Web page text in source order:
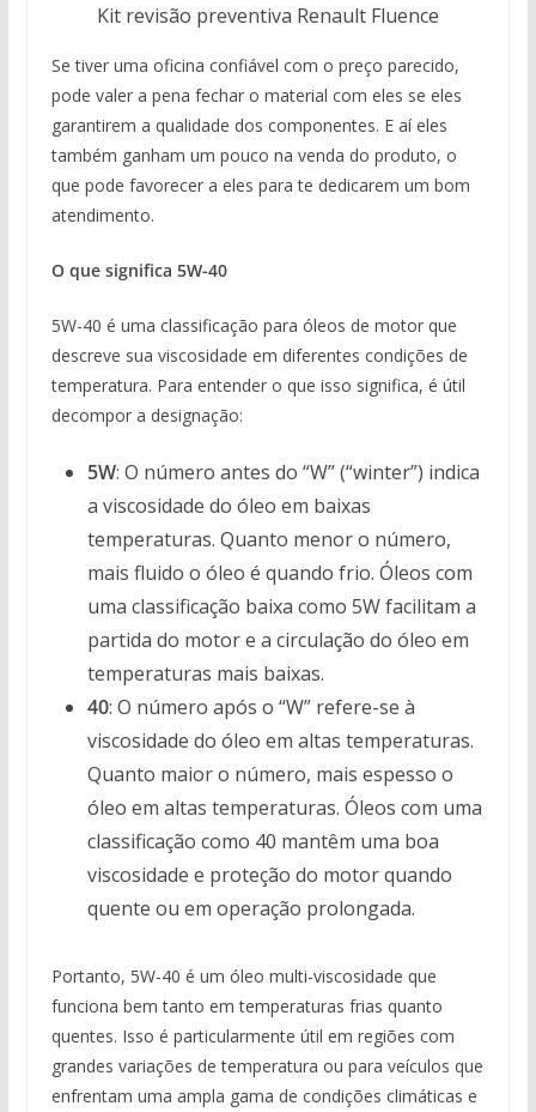
Kit revisão preventiva Renault Fluence
Se tiver uma oficina confiável com o preço parecido,
pode valer a pena fechar o material com eles se eles
garantirem a qualidade dos componentes. E aí eles
também ganham um pouco na venda do produto, o
que pode favorecer a eles para te dedicarem um bom
atendimento.
O que significa 5W-40
5W-40 é uma classificação para óleos de motor que
descreve sua viscosidade em diferentes condições de
temperatura. Para entender o que isso significa, é útil
decompor a designação:
5W: O número antes do “W” (“winter”) indica
a viscosidade do óleo em baixas
temperaturas. Quanto menor o número,
mais fluido o óleo é quando frio. Óleos com
uma classificação baixa como 5W facilitam a
partida do motor e a circulação do óleo em
temperaturas mais baixas.
40: O número após o “W” refere-se à
viscosidade do óleo em altas temperaturas.
Quanto maior o número, mais espesso o
óleo em altas temperaturas. Óleos com uma
classificação como 40 mantêm uma boa
viscosidade e proteção do motor quando
quente ou em operação prolongada.
Portanto, 5W-40 é um óleo multi-viscosidade que
funciona bem tanto em temperaturas frias quanto
quentes. Isso é particularmente útil em regiões com
grandes variações de temperatura ou para veículos que
enfrentam uma ampla gama de condições climáticas e